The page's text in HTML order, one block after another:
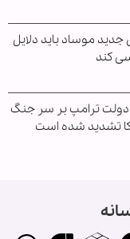
موساد باید دلایل
کند
دولت ترامپ بر سر جنگ
تشدید شده است